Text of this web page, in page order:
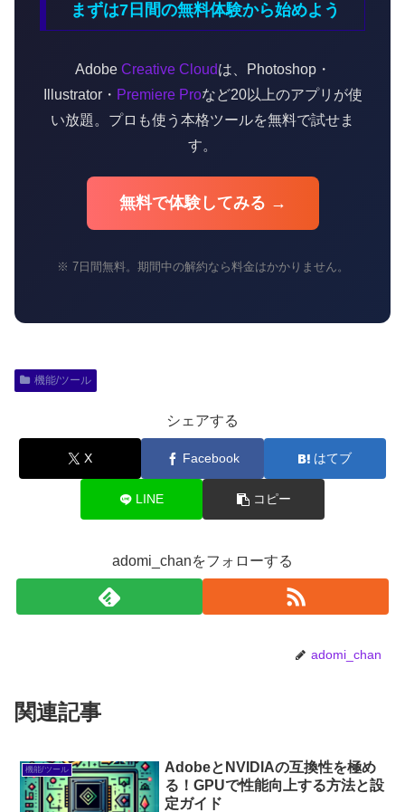
まずは7日間の無料体験から始めよう
Adobe Creative Cloudは、Photoshop・
Illustrator・ Premiere Proなど20以上のアプリが使
い放題。プロも使う本格ツールを無料で試せま
す。
無料で体験してみる →
※ 7日間無料。期間中の解約なら料金はかかりません。
機能/ツール
シェアする
X Facebook はてブ
LINE コピー
adomi_chanをフォローする
adomi_chan
関連記事
機能/ツール
AdobeとNVIDIAの互換性を極め
る！GPUで性能向上する方法と設
定ガイド